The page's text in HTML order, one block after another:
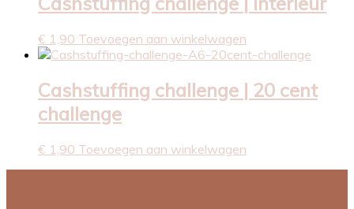
€ 1,90 Toevoegen aan winkelwagen
Cashstuffing challenge | 20 cent
challenge
€ 1,90 Toevoegen aan winkelwagen